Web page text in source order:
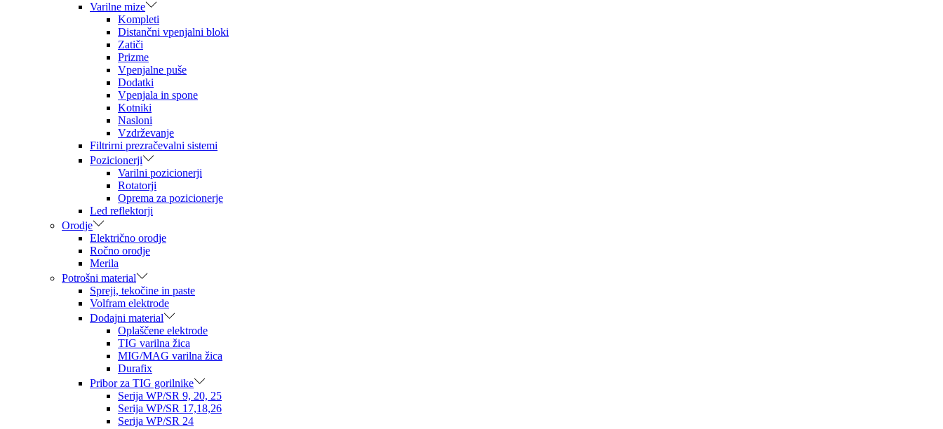
Varilne mize
Kompleti
Distančni vpenjalni bloki
Zatiči
Prizme
Vpenjalne puše
Dodatki
Vpenjala in spone
Kotniki
Nasloni
Vzdrževanje
Filtrirni prezračevalni sistemi
Pozicionerji
Varilni pozicionerji
Rotatorji
Oprema za pozicionerje
Led reflektorji
Orodje
Električno orodje
Ročno orodje
Merila
Potrošni material
Spreji, tekočine in paste
Volfram elektrode
Dodajni material
Oplaščene elektrode
TIG varilna žica
MIG/MAG varilna žica
Durafix
Pribor za TIG gorilnike
Serija WP/SR 9, 20, 25
Serija WP/SR 17,18,26
Serija WP/SR 24